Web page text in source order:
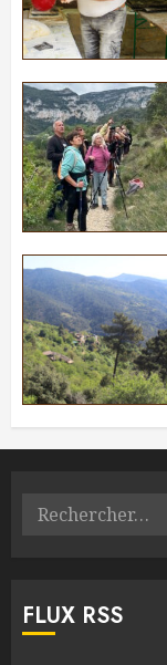
Rechercher :
FLUX RSS